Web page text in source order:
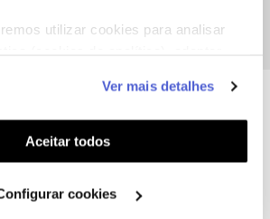
utilizar cookies para analisar
de personalização e
anúncios aos seus interesses
personalizada). Pode gerir a
clicando em "Configurar
Ver mais detalhes
Aceitar todos
cookies